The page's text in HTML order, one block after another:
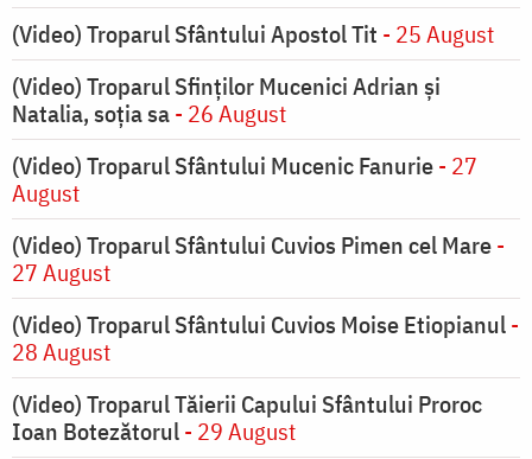
(Video) Troparul Sfântului Apostol Tit - 25 August
(Video) Troparul Sfinților Mucenici Adrian și
Natalia, soția sa- 26 August
(Video) Troparul Sfântului Mucenic Fanurie- 27
August
(Video) Troparul Sfântului Cuvios Pimen cel Mare-
27 August
(Video) Troparul Sfântului Cuvios Moise Etiopianul-
28 August
(Video) Troparul Tăierii Capului Sfântului Proroc
Ioan Botezătorul- 29 August